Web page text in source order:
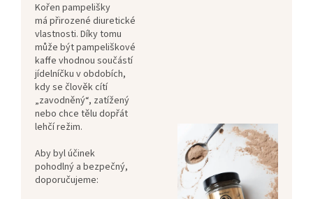
Kořen pampelišky
má přirozené diuretické
vlastnosti. Díky tomu
může být pampeliškové
kaffe vhodnou součástí
jídelníčku v obdobích,
kdy se člověk cítí
„zavodněný“, zatížený
nebo chce tělu dopřát
lehčí režim.
Aby byl účinek
pohodlný a bezpečný,
doporučujeme: